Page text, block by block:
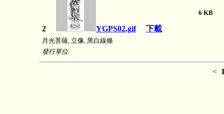
2 YGPS02.gif 下載
6
月光菩薩, 立像, 黑白線條
發行單位:
<